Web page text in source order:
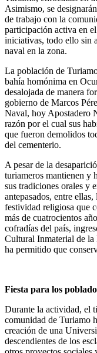
Asimismo, se
de trabajo con la
participación activa en
iniciativas, todo ello sin
naval en la zona.
La población de
bahía homónima en
desalojada de manera
gobierno de Marcos
Naval, hoy Apostadero
razón por el cual sus
que fueron demolidos
del cementerio.
A pesar de la
turiameros mantienen y
sus tradiciones orales y
antepasados, entre
festividad religiosa que
más de cuatrocientos
cofradías del país,
Cultural Inmaterial de
ha permitido que
Fiesta para los
Durante la actividad, el
comunidad de Turiamo
creación de una
descendientes de los